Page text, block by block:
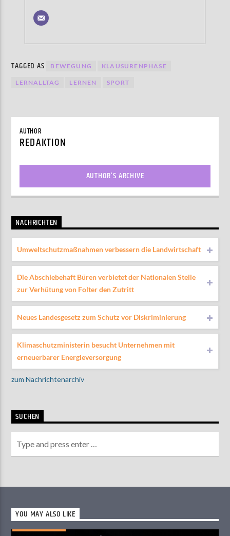
TAGGED AS BEWEGUNG KLAUSURENPHASE
LERNALLTAG LERNEN SPORT
AUTHOR
REDAKTION
AUTHOR'S ARCHIVE
NACHRICHTEN
Umweltschutzmaßnahmen verbessern die Landwirtschaft
Die Abschiebehaft Büren verbietet der Nationalen Stelle
zur Verhütung von Folter den Zutritt
Neues Landesgesetz zum Schutz vor Diskriminierung
Klimaschutzministerin besucht Unternehmen mit
erneuerbarer Energieversorgung
zum Nachrichtenarchiv
SUCHEN
YOU MAY ALSO LIKE